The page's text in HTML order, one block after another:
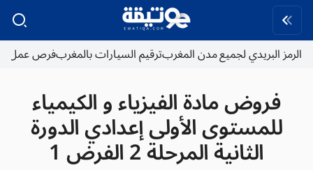
الرمز البريدي لجميع مدن المغربترقيم السيارات بالمغربفرص عمل
فروض مادة الفيزياء و الكيمياء
للمستوى الأولى إعدادي الدورة
الثانية المرحلة 2 الفرض 1